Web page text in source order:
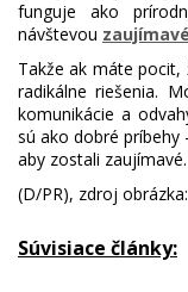
funguje ako
návštevou
Takže ak máte
radikálne riešenia.
komunikácie a
sú ako dobré príbehy
aby zostali zaujímavé.
(D/PR), zdroj
Súvisiace články: